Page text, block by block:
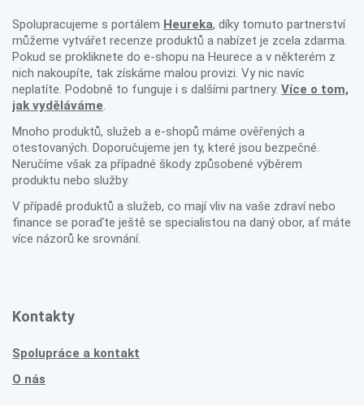
Spolupracujeme s portálem Heureka, díky tomuto partnerství
můžeme vytvářet recenze produktů a nabízet je zcela zdarma.
Pokud se prokliknete do e-shopu na Heurece a v některém z
nich nakoupíte, tak získáme malou provizi. Vy nic navíc
neplatíte. Podobně to funguje i s dalšími partnery. Více o tom,
jak vyděláváme.
Mnoho produktů, služeb a e-shopů máme ověřených a
otestovaných. Doporučujeme jen ty, které jsou bezpečné.
Neručíme však za případné škody způsobené výběrem
produktu nebo služby.
V případě produktů a služeb, co mají vliv na vaše zdraví nebo
finance se poraďte ještě se specialistou na daný obor, ať máte
více názorů ke srovnání.
Kontakty
Spolupráce a kontakt
O nás